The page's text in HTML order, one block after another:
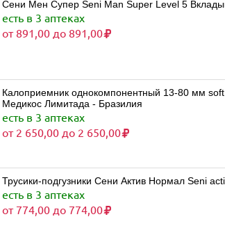
Сени Мен Супер Seni Man Super Level 5
есть в 3 аптеках
от 891,00 до 891,00
Калоприемник однокомпонентный 13-80 мм
Медикос Лимитада - Бразилия
есть в 3 аптеках
от 2 650,00 до 2 650,00
Трусики-подгузники Сени Актив Нормал Seni
есть в 3 аптеках
от 774,00 до 774,00